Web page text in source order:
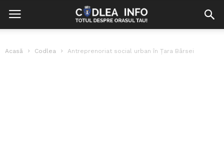
Acasă Codlea Antreprenoriat social urban în Țara Bârsei